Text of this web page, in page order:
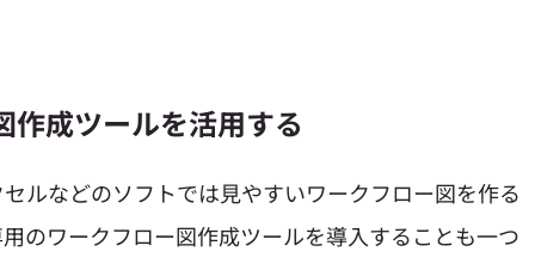
作成ツールを活用する
ルなどのソフトでは見やすいワークフロー図を作る
のワークフロー図作成ツールを導入することも一つ